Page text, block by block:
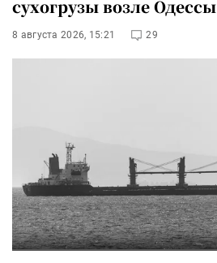
сухогрузы возле Одессы
8 августа 2026, 15:21 29